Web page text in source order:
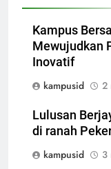
Kampus
Mewujudkan
Inovatif
kampusid
2
Lulusan
di ranah
kampusid
3